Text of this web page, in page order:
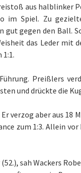
aus halblinker
Spiel. Zu
gegen den Ball.
das Leder mit
Preißlers
und drückte die
verzog aber aus 18
zum 1:3. Allein
sah Wackers